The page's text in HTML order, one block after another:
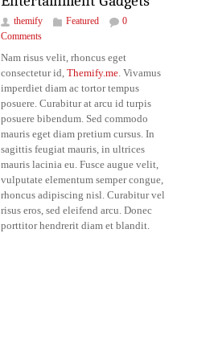
themify Featured
0
Comments
Nam risus velit, rhoncus eget
consectetur id, Themify.me. Vivamus
imperdiet diam ac tortor tempus
posuere. Curabitur at arcu id turpis
posuere bibendum. Sed commodo
mauris eget diam pretium cursus. In
sagittis feugiat mauris, in ultrices
mauris lacinia eu. Fusce augue velit,
vulputate elementum semper congue,
rhoncus adipiscing nisl. Curabitur vel
risus eros, sed eleifend arcu. Donec
porttitor hendrerit diam et blandit.